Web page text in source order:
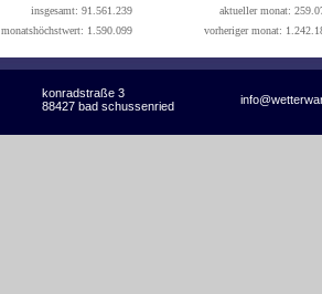
insgesamt: 91.561.239
aktueller monat:
monatshöchstwert: 1.590.099
vorheriger monat:
konradstraße 3
88427 bad schussenried